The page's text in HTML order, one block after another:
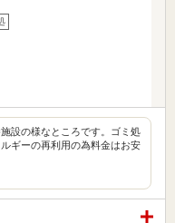
設の様なところです。ゴミ処
ギーの再利用の為料金はお安